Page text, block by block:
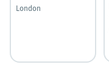
London